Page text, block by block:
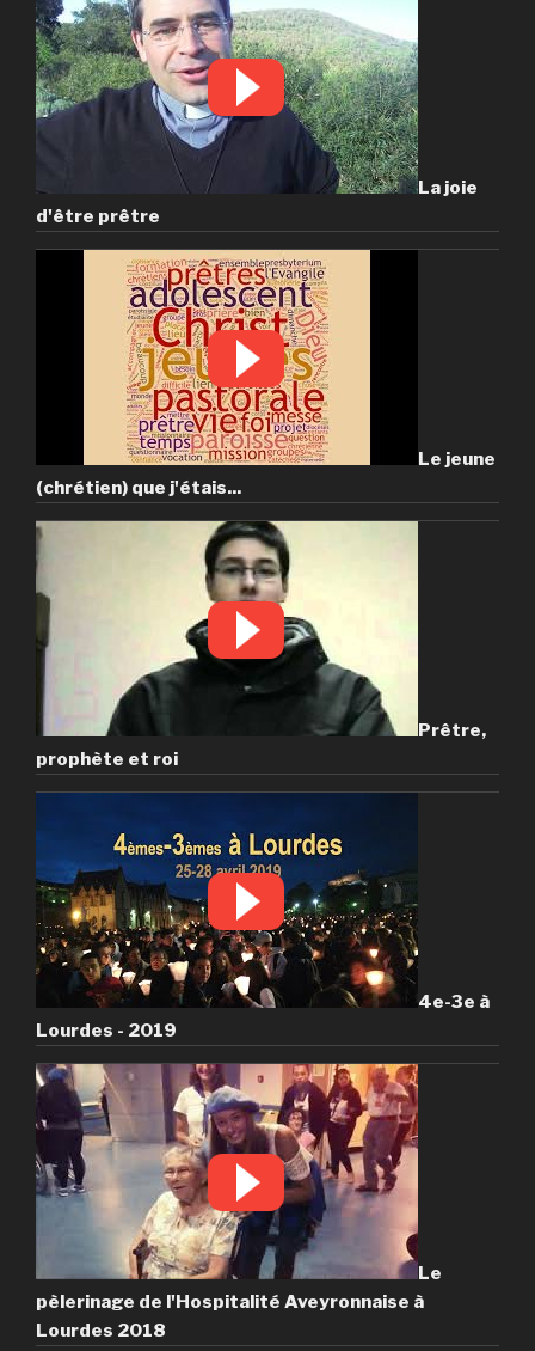
La joie
d'être prêtre
Le jeune
(chrétien) que j'étais...
Prêtre,
prophète et roi
4e-3e à
Lourdes - 2019
Le
pèlerinage de l'Hospitalité Aveyronnaise à
Lourdes 2018